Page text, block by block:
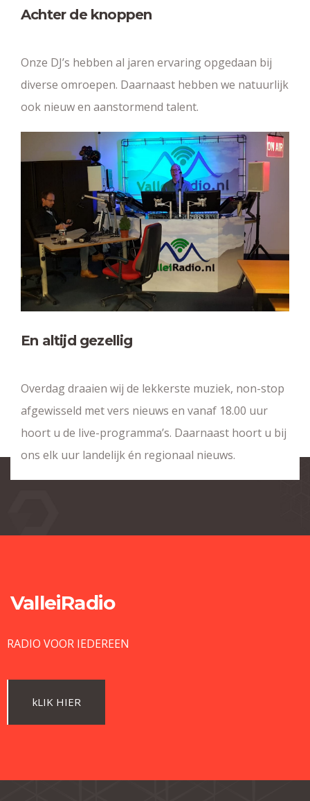
Achter de knoppen
Onze DJ’s hebben al jaren ervaring opgedaan bij
diverse omroepen. Daarnaast hebben we natuurlijk
ook nieuw en aanstormend talent.
En altijd gezellig
Overdag draaien wij de lekkerste muziek, non-stop
afgewisseld met vers nieuws en vanaf 18.00 uur
hoort u de live-programma’s. Daarnaast hoort u bij
ons elk uur landelijk én regionaal nieuws.
ValleiRadio
RADIO VOOR IEDEREEN
kLIK HIER